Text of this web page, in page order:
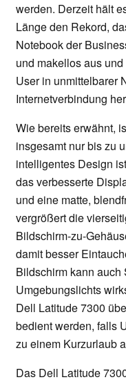
werden. Derzeit hält
Länge den Rekord,
Notebook der
und makellos aus
User in unmittelbarer
Internetverbindung
Wie bereits erwähnt,
insgesamt nur bis zu
intelligentes Design
das verbesserte
und eine matte,
vergrößert die
Bildschirm-zu-
damit besser
Bildschirm kann
Umgebungslichts
Dell Latitude 7300
bedient werden, falls
zu einem Kurzurlaub
Das Dell Latitude